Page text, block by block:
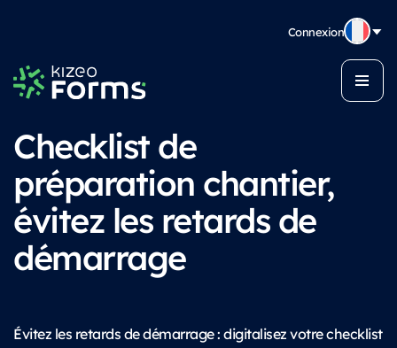
Connexion
Checklist de
préparation chantier,
évitez les retards de
démarrage
Évitez les retards de démarrage : digitalisez votre checklist